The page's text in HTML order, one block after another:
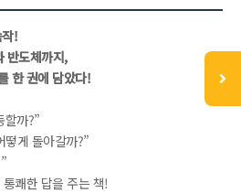
!
반도체까지,
한 권에 담았다!
할까?”
떻게 돌아갈까?”
쾌한 답을 주는 책!